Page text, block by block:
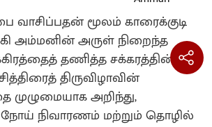
வாசிப்பதன் மூலம் காரைக்குடி
அம்மனின் அருள் நிறைந்த
தணித்த சக்கரத்தின்
திருவிழாவின்
முழுமையாக அறிந்து,
நோய் நிவாரணம் மற்றும் தொழில்